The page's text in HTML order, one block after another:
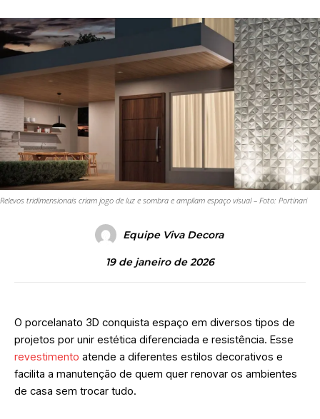
Relevos tridimensionais criam jogo de luz e sombra e ampliam espaço visual – Foto: Portinari
Equipe Viva Decora
19 de janeiro de 2026
O porcelanato 3D conquista espaço em diversos tipos de
projetos por unir estética diferenciada e resistência. Esse
revestimento atende a diferentes estilos decorativos e
facilita a manutenção de quem quer renovar os ambientes
de casa sem trocar tudo.